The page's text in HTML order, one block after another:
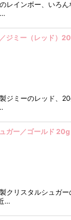
レインボー、いろ
ジミー（レッド）
ジミーのレッド、
ガー／ゴールド 20g
クリスタルシュガ
…